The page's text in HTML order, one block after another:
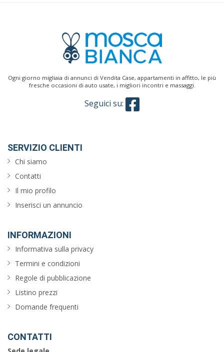
Ogni giorno migliaia di annunci di Vendita Case, appartamenti in affitto, le più
fresche occasioni di auto usate, i migliori incontri e massaggi.
Seguici su:
SERVIZIO CLIENTI
Chi siamo
Contatti
Il mio profilo
Inserisci un annuncio
INFORMAZIONI
Informativa sulla privacy
Termini e condizioni
Regole di pubblicazione
Listino prezzi
Domande frequenti
CONTATTI